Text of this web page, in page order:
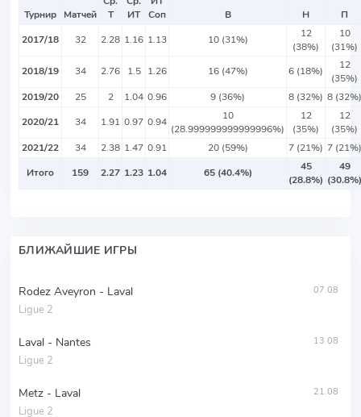
Турнир Матчей
Т
ИТ
Соп
В Н
П
2017/18
32 2.28 1.16 1.13 10 (31%)
12
(38%)
10
(31%)
2018/19
34 2.76 1.5 1.26 16 (47%) 6 (18%)
12
(35%)
2019/20
25 2 1.04 0.96 9 (36%) 8 (32%) 8 (32%)
2020/21
34 1.91 0.97 0.94
10
(28.999999999999996%)
12
(35%)
12
(35%)
2021/22
34 2.38 1.47 0.91 20 (59%) 7 (21%) 7 (21%)
Итого
159 2.27 1.23 1.04 65 (40.4%)
45
(28.8%)
49
(30.8%)
БЛИЖАЙШИЕ ИГРЫ
Rodez Aveyron - Laval
Ligue 2
07.08
Laval - Nantes
Ligue 2
13.08
Metz - Laval
Ligue 2
21.08